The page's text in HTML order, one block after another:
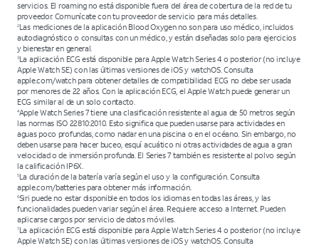
servicios. El roaming no está disponible fuera del área de cobertura de la red de tu
proveedor. Comunícate con tu proveedor de servicio para más detalles.
2Las mediciones de la aplicación Blood Oxygen no son para uso médico, incluidos
autodiagnóstico o consultas con un médico, y están diseñadas solo para ejercicios
y bienestar en general.
3La aplicación ECG está disponible para Apple Watch Series 4 o posterior (no incluye
Apple Watch SE) con las últimas versiones de iOS y watchOS. Consulta
apple.com/watch para obtener detalles de compatibilidad. ECG no debe ser usada
por menores de 22 años. Con la aplicación ECG, el Apple Watch puede generar un
ECG similar al de un solo contacto.
4Apple Watch Series 7 tiene una clasificación resistente al agua de 50 metros según
las normas ISO 22810:2010. Esto significa que pueden usarse para actividades en
aguas poco profundas, como nadar en una piscina o en el océano. Sin embargo, no
deben usarse para hacer buceo, esquí acuático ni otras actividades de agua a gran
velocidad o de inmersión profunda. El Series 7 también es resistente al polvo según
la calificación IP6X.
5La duración de la batería varía según el uso y la configuración. Consulta
apple.com/batteries para obtener más información.
6Siri puede no estar disponible en todos los idiomas en todas las áreas, y las
funcionalidades pueden variar según el área. Requiere acceso a Internet. Pueden
aplicarse cargos por servicio de datos móviles.
7La aplicación ECG está disponible para Apple Watch Series 4 o posterior (no incluye
Apple Watch SE) con las últimas versiones de iOS y watchOS. Consulta